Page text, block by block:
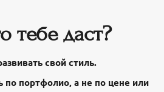
тебе даст?
свой стиль.
по портфолио, а не по цене или